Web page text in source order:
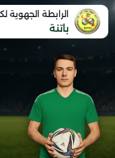
الرابطة الجهوية
باتنة